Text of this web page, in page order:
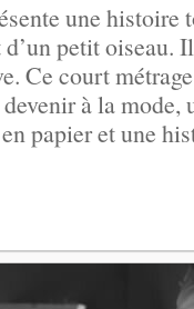
une histoire
petit oiseau.
Ce court
à la mode,
papier et une